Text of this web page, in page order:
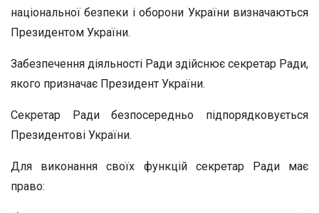
національної безпеки і оборони України визначаються
Президентом України.
Забезпечення діяльності Ради здійснює секретар Ради,
якого призначає Президент України.
Секретар Ради безпосередньо підпорядковується
Президентові України.
Для виконання своїх функцій секретар Ради має
право: